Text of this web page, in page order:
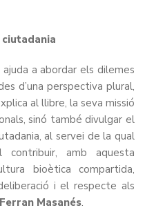
a abordar els dilemes
d’una perspectiva plural,
al llibre, la seva missió
sinó també divulgar el
al servei de la qual
amb aquesta
bioètica compartida,
i el respecte als
Ferran Masanés.